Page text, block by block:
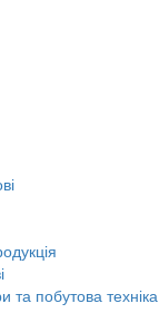
та побутова техніка